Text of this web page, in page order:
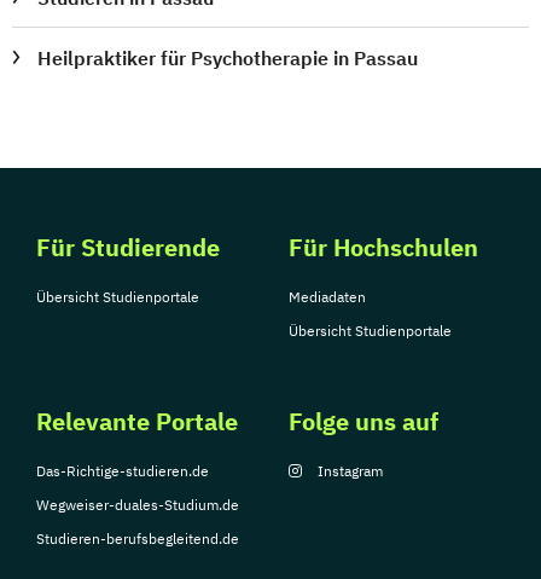
Heilpraktiker für Psychotherapie in Passau
Für Studierende
Übersicht Studienportale
Für Hochschulen
Mediadaten
Übersicht Studienportale
Relevante Portale
Das-Richtige-studieren.de
Wegweiser-duales-Studium.de
Studieren-berufsbegleitend.de
Folge uns auf
Instagram